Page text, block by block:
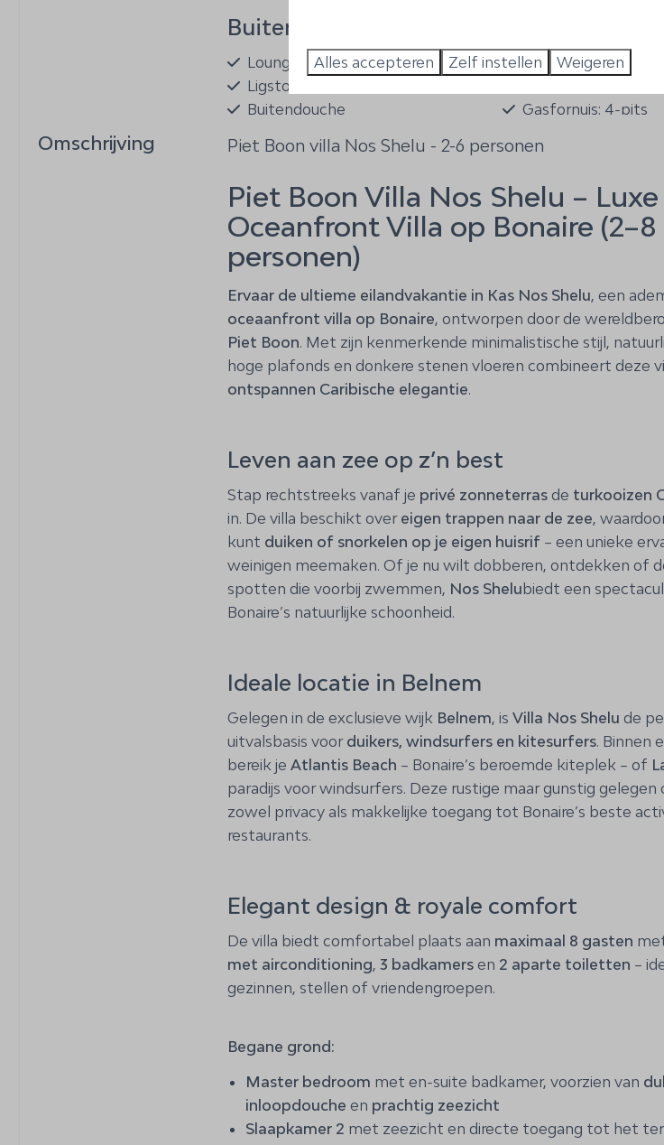
Buiten
Loungeset
Ligstoelen
Buitendouche
uitrusting
Parkeerplaats: 2
Magnesium zwembad
Tuinmeubels
Koffiecupmachine:
Gasfornuis: 4-pits
dispenser
Broodrooster
Keukengerei,
Magnetron
Slaapkamer
Beddengoed
Airconditioning
Badkamer
Wastafel
Extra diensten
Boodschappenpakket op aanvraag
Stay, Dive & Drive pakket
Autohuur mogelijk
inbegrepen vanaf 7 nachten
Ophaalservice van het vliegveld
Wijk of
Punt Vierkant
Omschrijving Piet Boon villa Nos Shelu - 2-6 personen
Piet Boon Villa Nos Shelu – Luxe
Oceanfront Villa op Bonaire (2–8
personen)
Ervaar de ultieme eilandvakantie in Kas Nos Shelu, een
oceaanfront villa op Bonaire, ontworpen door de
Piet Boon. Met zijn kenmerkende minimalistische stijl,
hoge plafonds en donkere stenen vloeren combineert deze
ontspannen Caribische elegantie.
Leven aan zee op z’n best
Stap rechtstreeks vanaf je privé zonneterras de turkooizen
in. De villa beschikt over eigen trappen naar de zee,
kunt duiken of snorkelen op je eigen huisrif – een unieke
weinigen meemaken. Of je nu wilt dobberen, ontdekken of
spotten die voorbij zwemmen, Nos Shelubiedt een
Bonaire’s natuurlijke schoonheid.
Ideale locatie in Belnem
Gelegen in de exclusieve wijk Belnem, is Villa Nos Shelu de
uitvalsbasis voor duikers, windsurfers en kitesurfers. Binnen
bereik je Atlantis Beach – Bonaire’s beroemde kiteplek – of
paradijs voor windsurfers. Deze rustige maar gunstig
zowel privacy als makkelijke toegang tot Bonaire’s beste
restaurants.
Elegant design & royale comfort
De villa biedt comfortabel plaats aan maximaal 8 gasten
met airconditioning, 3 badkamers en 2 aparte toiletten –
gezinnen, stellen of vriendengroepen.
Begane grond:
Master bedroom met en-suite badkamer, voorzien van
inloopdouche en prachtig zeezicht
Slaapkamer 2 met zeezicht en directe toegang tot het
Alles accepteren Zelf instellen Weigeren